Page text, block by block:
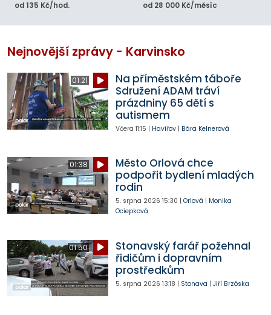
od 135 Kč/hod. od 28 000 Kč/měsíc
Nejnovější zprávy - Karvinsko
01:21
Na příměstském táboře
Sdružení ADAM tráví
prázdniny 65 dětí s
autismem
Včera 11:15 | Havířov| Bára Kelnerová
01:38
Město Orlová chce
podpořit bydlení mladých
rodin
5. srpna 2026 15:30 | Orlová | Monika
Ociepková
01:50
Stonavský farář požehnal
řidičům i dopravním
prostředkům
5. srpna 2026 13:18 | Stonava | Jiří Brzóska